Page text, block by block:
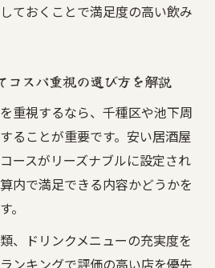
酒屋が飲み会で選ばれるワケ
重視の飲み会に最適な居酒屋
で女子会に人気の個室活用法
れ空間が両立する居酒屋特集
の千種駅周辺居酒屋事情
コスパ良く飲み会を開催する
コスパ抜群な居酒屋選びの極
ておくことで満足度の高い飲み
コスパ重視の選び方を解説
重視するなら、千種区や池下周
ることが重要です。安い居酒屋
ースがリーズナブルに設定され
内で満足できる内容かどうかを
。
、ドリンクメニューの充実度を
ンキングで評価の高い店を優先